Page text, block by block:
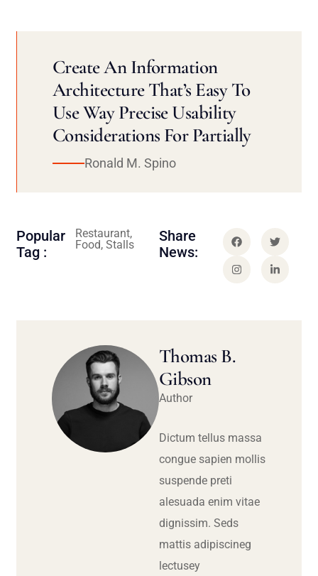
Create An Information
Architecture That’s Easy To
Use Way Precise Usability
Considerations For Partially
Ronald M. Spino
Popular
Tag :
Restaurant,
Food, Stalls
Share
News:
Thomas B.
Gibson
Author
Dictum tellus massa
congue sapien mollis
suspende preti
alesuada enim vitae
dignissim. Seds
mattis adipiscineg
lectusey